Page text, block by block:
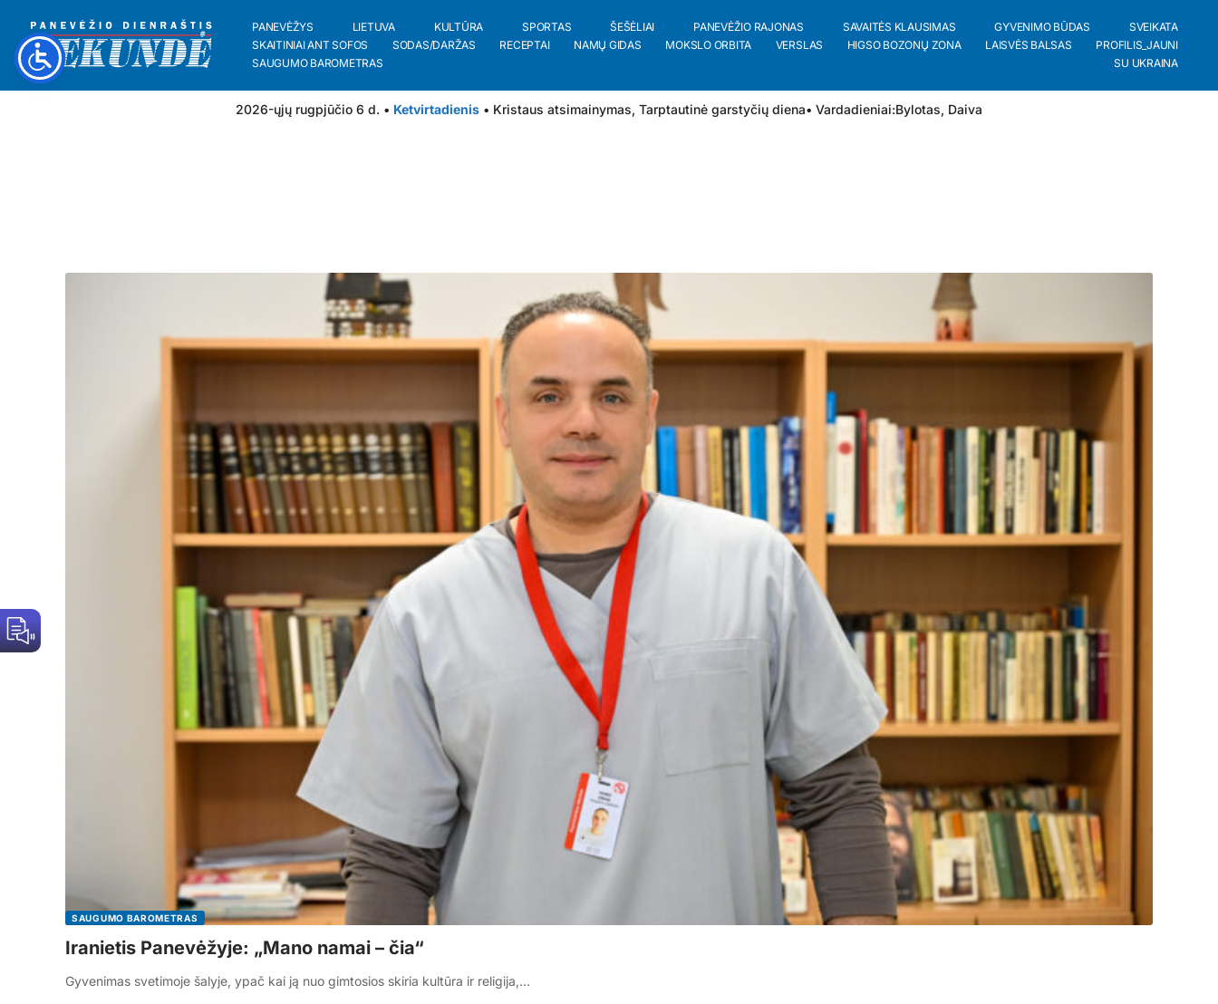
PANEVĖŽYS LIETUVA KULTŪRA SPORTAS ŠEŠĖLIAI PANEVĖŽIO RAJONAS SAVAITĖS KLAUSIMAS GYVENIMO BŪDAS
SVEIKATA
SKAITINIAI ANT SOFOS
SODAS/DARŽAS RECEPTAI NAMŲ GIDAS MOKSLO ORBITA VERSLAS HIGSO BOZONŲ ZONA LAISVĖS BALSAS
PROFILIS_JAUNI
SAUGUMO BAROMETRAS
SU UKRAINA
2026-ųjų rugpjūčio 6 d. • Ketvirtadienis • Kristaus atsimainymas, Tarptautinė garstyčių diena• Vardadieniai:Bylotas, Daiva
SAUGUMO BAROMETRAS
Iranietis Panevėžyje: „Mano namai – čia“
Gyvenimas svetimoje šalyje, ypač kai ją nuo gimtosios skiria kultūra ir religija,…